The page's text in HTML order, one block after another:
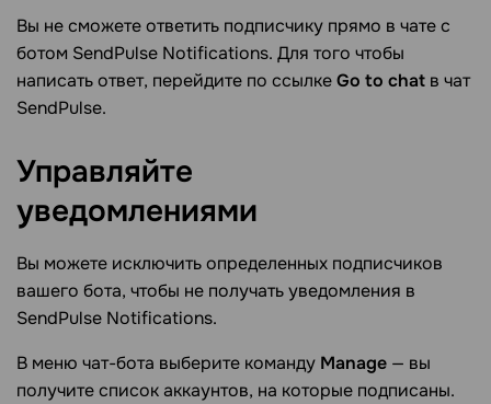
Вы не сможете ответить подписчику прямо в чате с
ботом SendPulse Notifications. Для того чтобы
написать ответ, перейдите по ссылкеGo to chat в чат
SendPulse.
Управляйте
уведомлениями
Вы можете исключить определенных подписчиков
вашего бота, чтобы не получать уведомления в
SendPulse Notifications.
В меню чат-бота выберите команду Manage — вы
получите список аккаунтов, на которые подписаны.